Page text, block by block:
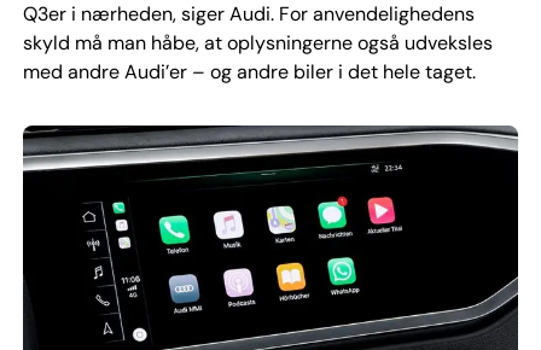
Q3er i nærheden, siger Audi. For anvendelighedens
skyld må man håbe, at oplysningerne også udveksles
med andre Audi’er – og andre biler i det hele taget.